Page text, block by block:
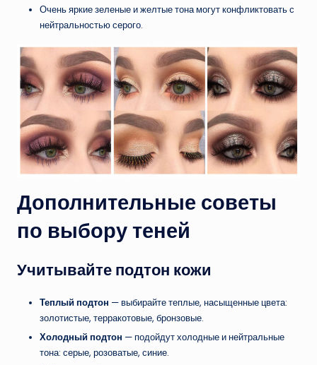
Очень яркие зеленые и желтые тона могут конфликтовать с
нейтральностью серого.
Дополнительные советы
по выбору теней
Учитывайте подтон кожи
Теплый подтон — выбирайте теплые, насыщенные цвета:
золотистые, терракотовые, бронзовые.
Холодный подтон — подойдут холодные и нейтральные
тона: серые, розоватые, синие.